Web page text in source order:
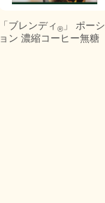
「ブレンディ ® 」 ポーシ
ョン 濃縮コーヒー無糖